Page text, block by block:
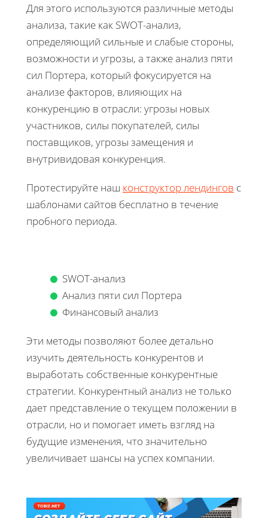
Для этого используются различные методы
анализа, такие как SWOT-анализ,
определяющий сильные и слабые стороны,
возможности и угрозы, а также анализ пяти
сил Портера, который фокусируется на
анализе факторов, влияющих на
конкуренцию в отрасли: угрозы новых
участников, силы покупателей, силы
поставщиков, угрозы замещения и
внутривидовая конкуренция.
Протестируйте наш конструктор лендингов с
шаблонами сайтов бесплатно в течение
пробного периода.
SWOT-анализ
Анализ пяти сил Портера
Финансовый анализ
Эти методы позволяют более детально
изучить деятельность конкурентов и
выработать собственные конкурентные
стратегии. Конкурентный анализ не только
дает представление о текущем положении в
отрасли, но и помогает иметь взгляд на
будущие изменения, что значительно
увеличивает шансы на успех компании.